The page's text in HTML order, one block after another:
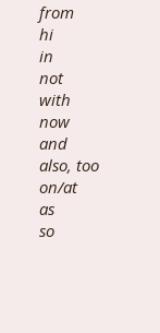
from
hi
in
not
with
now
and
also, too
on/at
as
so